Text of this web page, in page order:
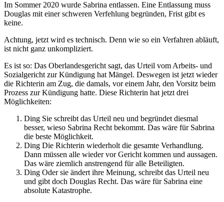
Im Sommer 2020 wurde Sabrina entlassen. Eine Entlassung muss
Douglas mit einer schweren Verfehlung begründen, Frist gibt es
keine.
Achtung, jetzt wird es technisch. Denn wie so ein Verfahren abläuft,
ist nicht ganz unkompliziert.
Es ist so: Das Oberlandesgericht sagt, das Urteil vom Arbeits- und
Sozialgericht zur Kündigung hat Mängel. Deswegen ist jetzt wieder
die Richterin am Zug, die damals, vor einem Jahr, den Vorsitz beim
Prozess zur Kündigung hatte. Diese Richterin hat jetzt drei
Möglichkeiten:
Ding Sie schreibt das Urteil neu und begründet diesmal
besser, wieso Sabrina Recht bekommt. Das wäre für Sabrina
die beste Möglichkeit.
Ding Die Richterin wiederholt die gesamte Verhandlung.
Dann müssen alle wieder vor Gericht kommen und aussagen.
Das wäre ziemlich anstrengend für alle Beteiligten.
Ding Oder sie ändert ihre Meinung, schreibt das Urteil neu
und gibt doch Douglas Recht. Das wäre für Sabrina eine
absolute Katastrophe.